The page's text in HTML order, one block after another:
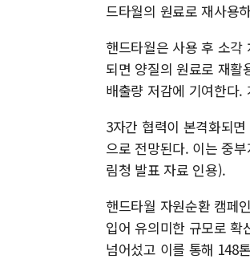
드타월의 원료로 재사용
핸드타월은 사용 후 소각
되면 양질의 원료로 재
배출량 저감에 기여한다
3자간 협력이 본격화되
으로 전망된다. 이는 중
림청 발표 자료 인용).
핸드타월 자원순환 캠페
입어 유의미한 규모로 확
넘어섰고 이를 통해 148